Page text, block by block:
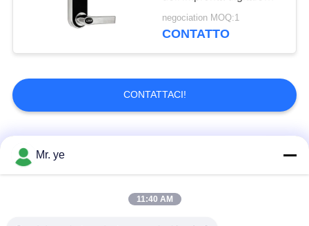
intelligente due modi
sbloccare
negociation MOQ:1
CONTATTO
CONTATTACI!
Categorie popolari
Impronte digitali
Mr. ye
11:40 AM